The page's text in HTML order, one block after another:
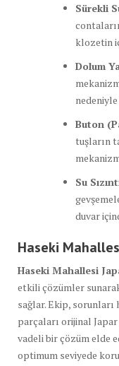
Sürekli
klozetin
Dolum
Buton
tuşların
Su
duvar
Haseki
Haseki Mahallesi
etkili çözümler
sağlar. Ekip, sorunları
parçaları orijinal
vadeli bir çözüm elde
optimum seviyede